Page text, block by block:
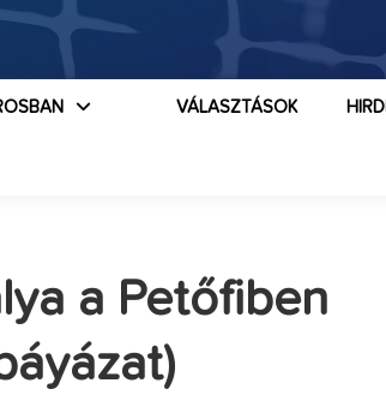
VÁLASZTÁSOK
a Petőfiben